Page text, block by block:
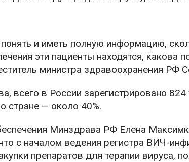
и иметь полную информацию,
эти пациенты находятся, какова
министра здравоохранения РФ
всего в России зарегистрировано
стране — около 40%.
Минздрава РФ Елена
с началом ведения регистра ВИЧ-
препаратов для терапии вируса,